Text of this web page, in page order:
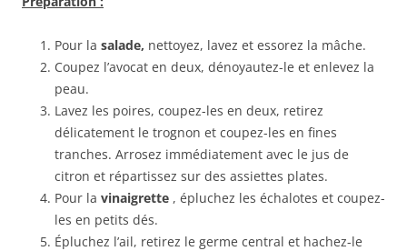
Pour la salade, nettoyez, lavez et essorez la mâche.
Coupez l’avocat en deux, dénoyautez-le et enlevez la
peau.
Lavez les poires, coupez-les en deux, retirez
délicatement le trognon et coupez-les en fines
tranches. Arrosez immédiatement avec le jus de
citron et répartissez sur des assiettes plates.
Pour la vinaigrette , épluchez les échalotes et coupez-
les en petits dés.
Épluchez l’ail, retirez le germe central et hachez-le